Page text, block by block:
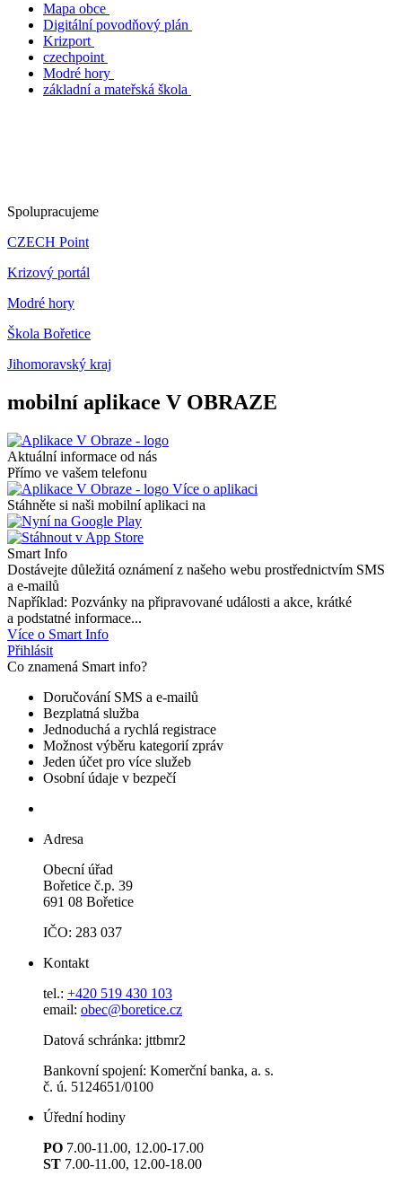
Mapa obce
Digitální povodňový plán
Krizport
czechpoint
Modré hory
základní a mateřská škola
Spolupracujeme
CZECH Point
Krizový portál
Modré hory
Škola Bořetice
Jihomoravský kraj
mobilní aplikace V OBRAZE
Aktuální informace od nás
Přímo ve vašem telefonu
Více o aplikaci
Stáhněte si naši mobilní aplikaci na
Smart Info
Dostávejte důležitá oznámení z našeho webu prostřednictvím SMS
a e-mailů
Například: Pozvánky na připravované události a akce, krátké
a podstatné informace...
Více o Smart Info
Přihlásit
Co znamená Smart info?
Doručování SMS a e-mailů
Bezplatná služba
Jednoduchá a rychlá registrace
Možnost výběru kategorií zpráv
Jeden účet pro více služeb
Osobní údaje v bezpečí
Adresa
Obecní úřad
Bořetice č.p. 39
691 08 Bořetice
IČO: 283 037
Kontakt
tel.: +420 519 430 103
email: obec@boretice.cz
Datová schránka: jttbmr2
Bankovní spojení: Komerční banka, a. s.
č. ú. 5124651/0100
Úřední hodiny
PO 7.00-11.00, 12.00-17.00
ST 7.00-11.00, 12.00-18.00